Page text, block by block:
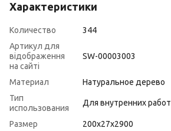
Характеристики
Количество
344
Артикул для
відображення
на сайті
SW-00003003
Материал
Натуральное дерево
Тип
использования
Для внутренних работ
Размер 200х27х2900